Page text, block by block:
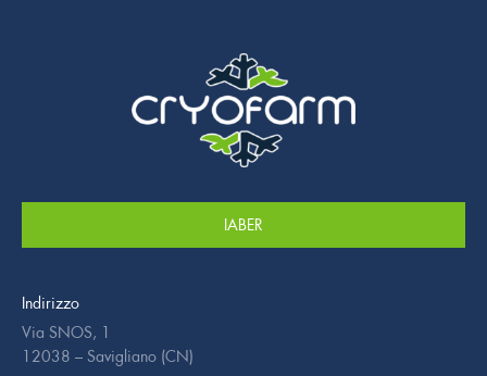
IABER
Indirizzo
Via SNOS, 1
12038 – Savigliano (CN)